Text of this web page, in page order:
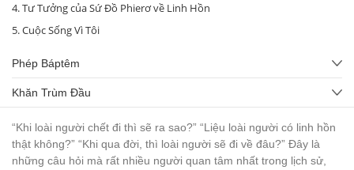
4. Tư Tưởng của Sứ Đồ Phierơ về Linh Hồn
5. Cuộc Sống Vì Tôi
Phép Báptêm
Khăn Trùm Đầu
“Khi loài người chết đi thì sẽ ra sao?” “Liệu loài người có linh hồn
thật không?” “Khi qua đời, thì loài người sẽ đi về đâu?” Đây là
những câu hỏi mà rất nhiều người quan tâm nhất trong lịch sử,